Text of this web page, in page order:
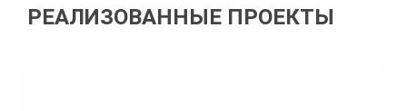
РЕАЛИЗОВАННЫЕ ПРОЕКТЫ